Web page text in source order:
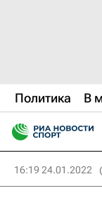
Политика В
16:19 24.01.2022